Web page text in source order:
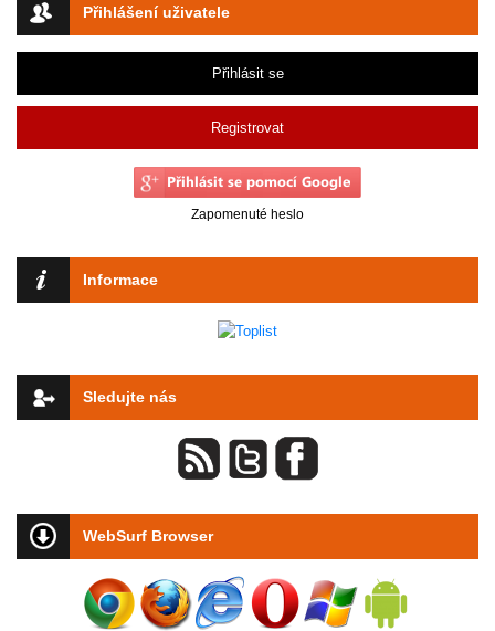
Přihlášení uživatele
Přihlásit se
Registrovat
Zapomenuté heslo
Informace
Sledujte nás
WebSurf Browser